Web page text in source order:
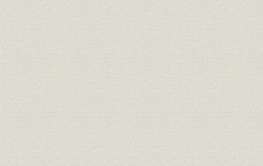
富士製鉄ビル工事現場周辺を上空より見る
昭和36年の東京駅前広場[久保敏氏]
拡幅整備された仲通り(昭和42年)
仲通りの両側を埋めた車の列(昭和35年ごろ)
角型ポストは昭和26年、青ポストは31年から
オリンピックの装飾を施した丸ビルと新丸ビル(昭和39年)
地方都市進出の第1号、大名古屋ビル(昭和40年)